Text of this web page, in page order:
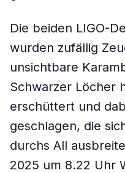
Die beiden LIGO-
wurden zufällig
unsichtbare
Schwarzer Löcher
erschüttert und
geschlagen, die
durchs All
2025 um 8.22 Uhr